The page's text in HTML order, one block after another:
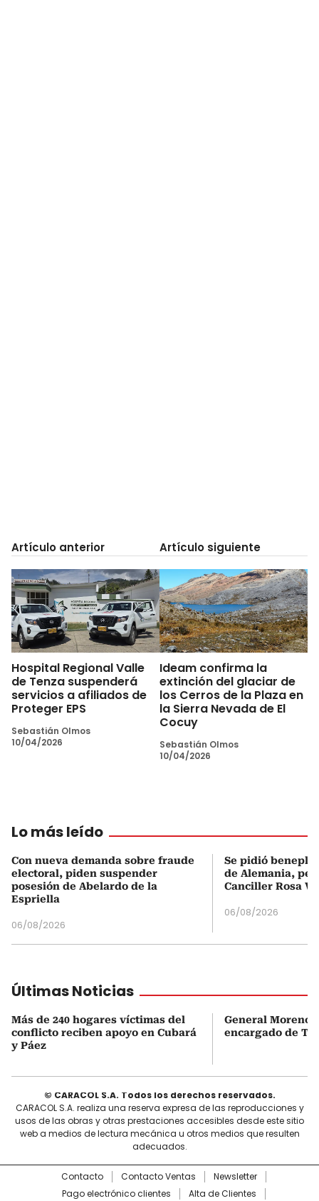
Artículo anterior
Hospital Regional Valle
de Tenza suspenderá
servicios a afiliados de
Proteger EPS
Sebastián Olmos
10/04/2026
Artículo siguiente
Ideam confirma la
extinción del glaciar de
los Cerros de la Plaza en
la Sierra Nevada de El
Cocuy
Sebastián Olmos
10/04/2026
Lo más leído
Con nueva demanda sobre fraude
electoral, piden suspender
posesión de Abelardo de la
Espriella
06/08/2026
Se pidió
de Alemania,
Canciller Rosa
06/08/2026
Últimas Noticias
Más de 240 hogares víctimas del
conflicto reciben apoyo en Cubará
y Páez
General Moreno
encargado de
© CARACOL S.A. Todos los derechos reservados.
CARACOL S.A. realiza una reserva expresa de las reproducciones y
usos de las obras y otras prestaciones accesibles desde este sitio
web a medios de lectura mecánica u otros medios que resulten
adecuados.
Contacto Contacto Ventas
Newsletter
Pago electrónico clientes
Alta de Clientes